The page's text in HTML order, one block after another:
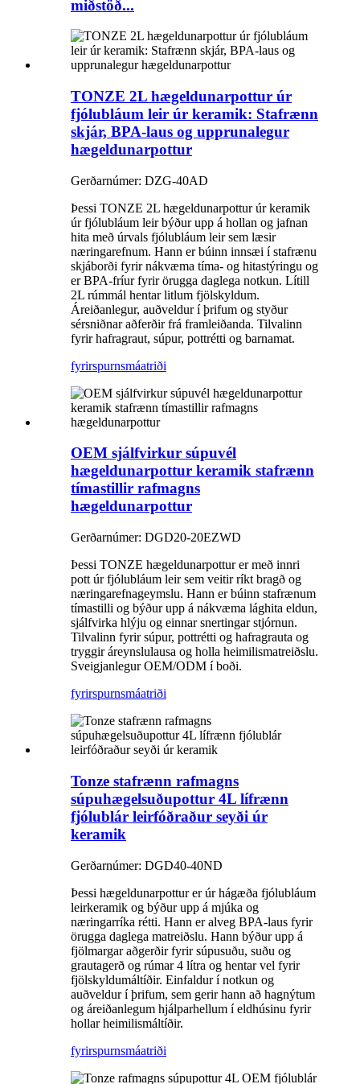
miðstöð...
TONZE 2L hægeldunarpottur úr
fjólubláum leir úr keramik: Stafrænn
skjár, BPA-laus og upprunalegur
hægeldunarpottur
Gerðarnúmer: DZG-40AD
Þessi TONZE 2L hægeldunarpottur úr keramik
úr fjólubláum leir býður upp á hollan og jafnan
hita með úrvals fjólubláum leir sem læsir
næringarefnum. Hann er búinn innsæi í stafrænu
skjáborði fyrir nákvæma tíma- og hitastýringu og
er BPA-fríur fyrir örugga daglega notkun. Lítill
2L rúmmál hentar litlum fjölskyldum.
Áreiðanlegur, auðveldur í þrifum og styður
sérsniðnar aðferðir frá framleiðanda. Tilvalinn
fyrir hafragraut, súpur, pottrétti og barnamat.
fyrirspurnsmáatriði
OEM sjálfvirkur súpuvél
hægeldunarpottur keramik stafrænn
tímastillir rafmagns
hægeldunarpottur
Gerðarnúmer: DGD20-20EZWD
Þessi TONZE hægeldunarpottur er með innri
pott úr fjólubláum leir sem veitir ríkt bragð og
næringarefnageymslu. Hann er búinn stafrænum
tímastilli og býður upp á nákvæma lághita eldun,
sjálfvirka hlýju og einnar snertingar stjórnun.
Tilvalinn fyrir súpur, pottrétti og hafragrauta og
tryggir áreynslulausa og holla heimilismatreiðslu.
Sveigjanlegur OEM/ODM í boði.
fyrirspurnsmáatriði
Tonze stafrænn rafmagns
súpuhægelsuðupottur 4L lífrænn
fjólublár leirfóðraður seyði úr
keramik
Gerðarnúmer: DGD40-40ND
Þessi hægeldunarpottur er úr hágæða fjólubláum
leirkeramik og býður upp á mjúka og
næringarríka rétti. Hann er alveg BPA-laus fyrir
örugga daglega matreiðslu. Hann býður upp á
fjölmargar aðgerðir fyrir súpusuðu, suðu og
grautagerð og rúmar 4 lítra og hentar vel fyrir
fjölskyldumáltíðir. Einfaldur í notkun og
auðveldur í þrifum, sem gerir hann að hagnýtum
og áreiðanlegum hjálparhellum í eldhúsinu fyrir
hollar heimilismáltíðir.
fyrirspurnsmáatriði